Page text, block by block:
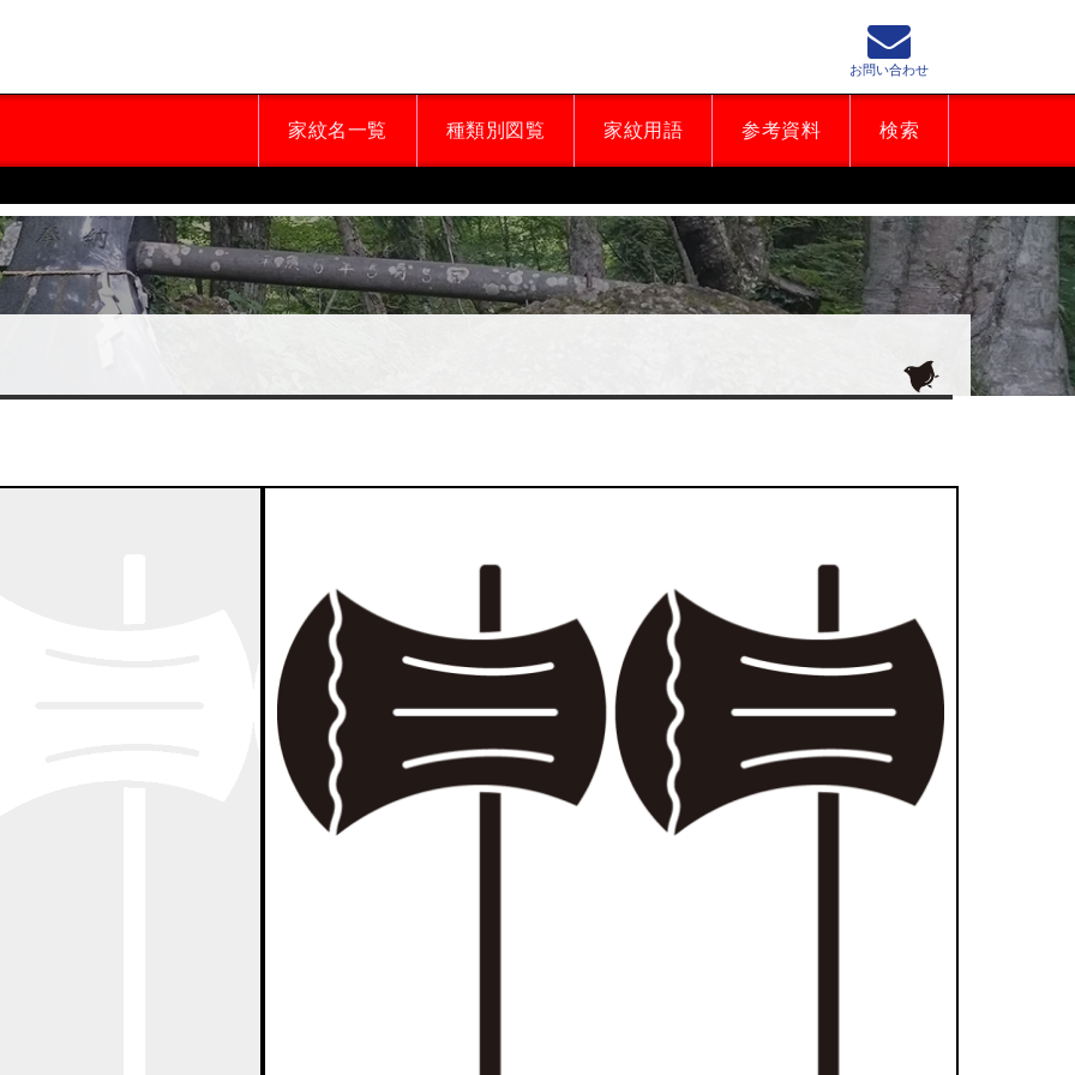
家紋名一覧 種類別図覧 家紋用語 参考資料 検索
お問い合わせ